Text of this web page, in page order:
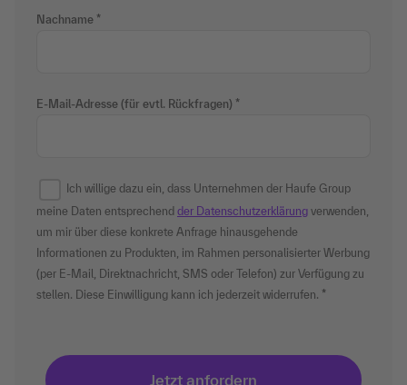
Nachname
E-Mail-Adresse (für evtl. Rückfragen)
Ich willige dazu ein, dass Unternehmen der Haufe Group
meine Daten entsprechend der Datenschutzerklärung verwenden,
um mir über diese konkrete Anfrage hinausgehende
Informationen zu Produkten, im Rahmen personalisierter Werbung
(per E-Mail, Direktnachricht, SMS oder Telefon) zur Verfügung zu
stellen. Diese Einwilligung kann ich jederzeit widerrufen.